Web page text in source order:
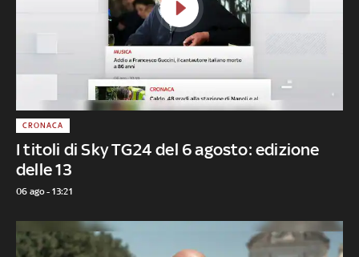
I titoli di Sky TG24 del 6 agosto: edizione
delle 13
CRONACA
06 ago - 13:21